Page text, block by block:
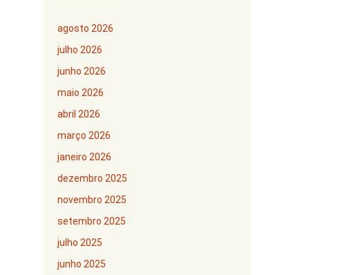
agosto 2026
julho 2026
junho 2026
maio 2026
abril 2026
março 2026
janeiro 2026
dezembro 2025
novembro 2025
setembro 2025
julho 2025
junho 2025